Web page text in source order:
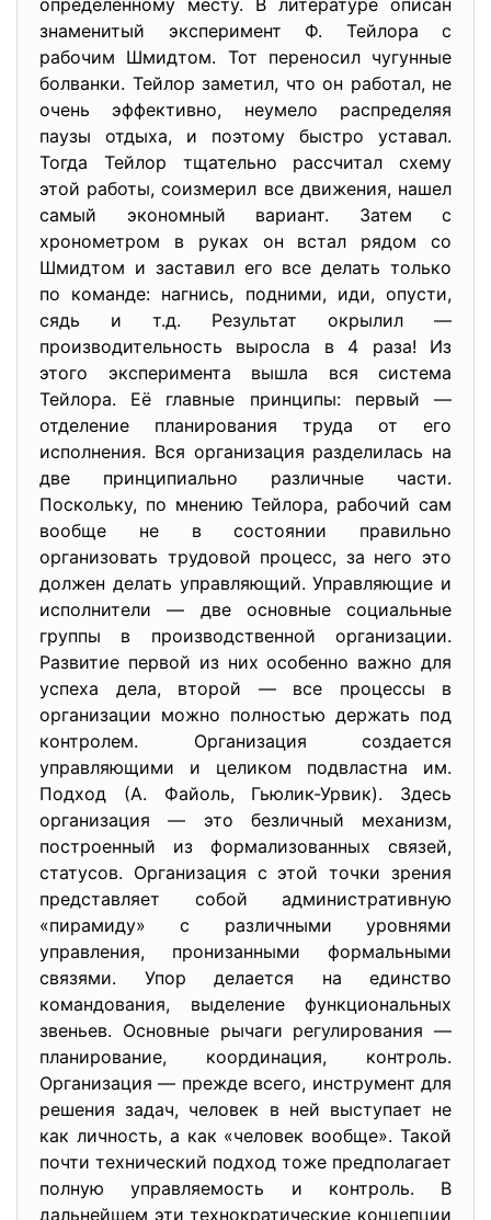
определенному месту. В литературе описан
знаменитый эксперимент Ф. Тейлора с
рабочим Шмидтом. Тот переносил чугунные
болванки. Тейлор заметил, что он работал, не
очень эффективно, неумело распределяя
паузы отдыха, и поэтому быстро уставал.
Тогда Тейлор тщательно рассчитал схему
этой работы, соизмерил все движения, нашел
самый экономный вариант. Затем с
хронометром в руках он встал рядом со
Шмидтом и заставил его все делать только
по команде: нагнись, подними, иди, опусти,
сядь и т.д. Результат окрылил —
производительность выросла в 4 раза! Из
этого эксперимента вышла вся система
Тейлора. Её главные принципы: первый —
отделение планирования труда от его
исполнения. Вся организация разделилась на
две принципиально различные части.
Поскольку, по мнению Тейлора, рабочий сам
вообще не в состоянии правильно
организовать трудовой процесс, за него это
должен делать управляющий. Управляющие и
исполнители — две основные социальные
группы в производственной организации.
Развитие первой из них особенно важно для
успеха дела, второй — все процессы в
организации можно полностью держать под
контролем. Организация создается
управляющими и целиком подвластна им.
Подход (А. Файоль, Гьюлик-Урвик). Здесь
организация — это безличный механизм,
построенный из формализованных связей,
статусов. Организация с этой точки зрения
представляет собой административную
«пирамиду» с различными уровнями
управления, пронизанными формальными
связями. Упор делается на единство
командования, выделение функциональных
звеньев. Основные рычаги регулирования —
планирование, координация, контроль.
Организация — прежде всего, инструмент для
решения задач, человек в ней выступает не
как личность, а как «человек вообще». Такой
почти технический подход тоже предполагает
полную управляемость и контроль. В
дальнейшем эти технократические концепции